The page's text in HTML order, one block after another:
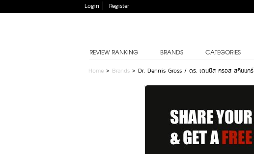
Login Register
REVIEW RANKING BRANDS CATEGORIES
Home > Brands > Dr. Dennis Gross / ดร. เดนนิส กรอส สกินแคร์